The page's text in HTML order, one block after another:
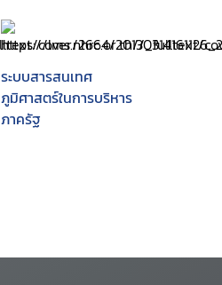
ระบบสารสนเทศ
ภูมิศาสตร์ในการบริหาร
ภาครัฐ